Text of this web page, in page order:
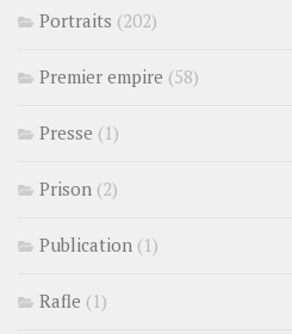
Portraits (202)
Premier empire (58)
Presse (1)
Prison (2)
Publication (1)
Rafle (1)